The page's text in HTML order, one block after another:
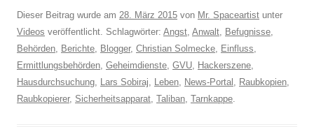
Dieser Beitrag wurde am 28. März 2015 von Mr. Spaceartist unter
Videos veröffentlicht. Schlagwörter: Angst, Anwalt, Befugnisse,
Behörden, Berichte, Blogger, Christian Solmecke, Einfluss,
Ermittlungsbehörden, Geheimdienste, GVU, Hackerszene,
Hausdurchsuchung, Lars Sobiraj, Leben, News-Portal , Raubkopien,
Raubkopierer, Sicherheitsapparat, Taliban, Tarnkappe.